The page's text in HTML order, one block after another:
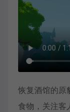
恢复酒馆的原
食物，关注客